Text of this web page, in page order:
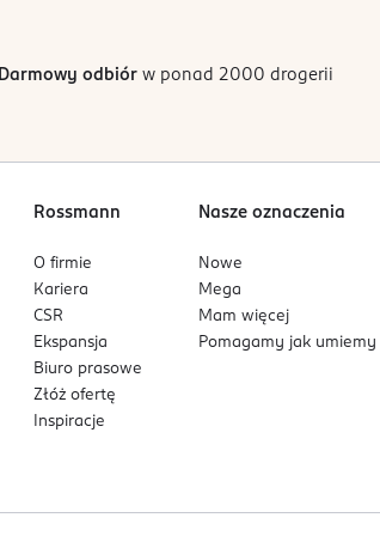
Darmowy odbiórw ponad 2000 drogerii
Rossmann
O firmie
Kariera
CSR
Ekspansja
Biuro prasowe
Złóż ofertę
Inspiracje
Nasze oznaczenia
Nowe
Mega
Mam więcej
Pomagamy jak umiemy